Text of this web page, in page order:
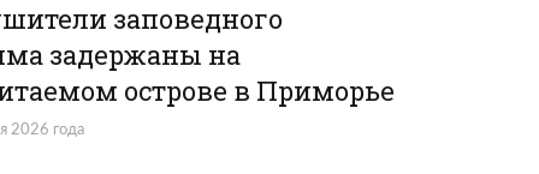
заповедного
задержаны на
острове в Приморье
2026 года